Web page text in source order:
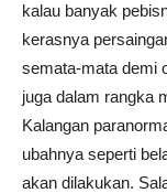
kalau banyak
kerasnya
semata-mata demi
juga dalam rangka
Kalangan
ubahnya seperti
akan dilakukan.